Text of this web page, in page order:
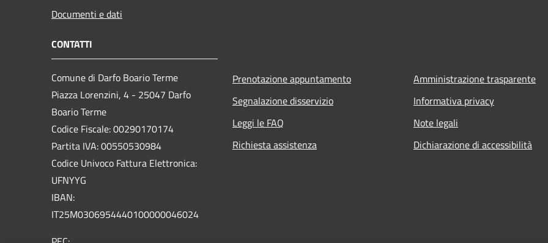
Documenti e dati
CONTATTI
Comune di Darfo Boario Terme
Piazza Lorenzini, 4 - 25047 Darfo
Boario Terme
Codice Fiscale: 00290170174
Partita IVA: 00550530984
Codice Univoco Fattura Elettronica:
UFNYYG
IBAN:
IT25M0306954440100000046024
Prenotazione appuntamento
Segnalazione disservizio
Leggi le FAQ
Richiesta assistenza
Amministrazione trasparente
Informativa privacy
Note legali
Dichiarazione di accessibilità